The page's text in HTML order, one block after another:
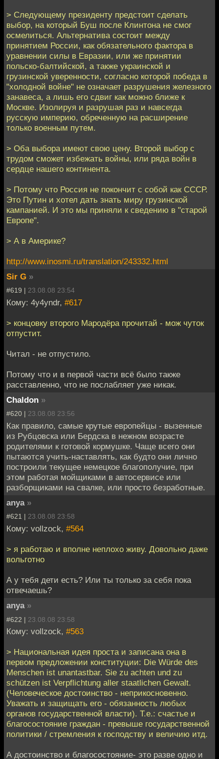
> Следующему президенту предстоит сделать
выбор, на который Буш после Клинтона не смог
осмелиться. Альтернатива состоит между
принятием России, как обязательного фактора в
уравнении силы в Евразии, или же принятии
польско-балтийской, а также украинской и
грузинской уверенности, согласно которой победа в
"холодной войне" не означает разрушения железного
занавеса, а лишь его сдвиг как можно ближе к
Москве. Изолируя и разрушая раз и навсегда
русскую империю, обреченную на расширение
только военным путем.
> Оба выбора имеют свою цену. Второй выбор с
трудом сможет избежать войны, или ряда войн в
сердце нашего континента.
> Потому что Россия не покончит с собой как СССР.
Это Путин и хотел дать знать миру грузинской
кампанией. И это мы приняли к сведению в "старой
Европе".
> А в Америке?
http://www.inosmi.ru/translation/243332.html
Sir G »
#619 | 23.08.08 23:54
Кому: 4y4yndr, #617
> концовку второго Мародёра прочитай - мож чуток
отпустит.
Читал - не отпустило.
Потому что и в первой части всё было также
расставленно, что не послабляет уже никак.
Chaldon »
#620 | 23.08.08 23:56
Как правило, самые крутые европейцы - вызенные
из Рубцовска или Бердска в нежном возрасте
родителями к готовой кормушке. Чаще всего они
пытаются учить-наставлять, как будто они лично
построили текущее немецкое благополучие, при
этом работая мойщиками в автосервисе или
разборщиками на свалке, или просто безработные.
anya »
#621 | 23.08.08 23:58
Кому: vollzock, #564
> я работаю и вполне неплохо живу. Довольно даже
вольготно
А у тебя дети есть? Или ты только за себя пока
отвечаешь?
anya »
#622 | 23.08.08 23:58
Кому: vollzock, #563
> Национальная идея проста и записана она в
первом предложении конституции: Die Würde des
Menschen ist unantastbar. Sie zu achten und zu
schützen ist Verpflichtung aller staatlichen Gewalt.
(Человеческое достоинство - неприкосновенно.
Уважать и защищать его - обязанность любых
органов государственной власти). Т.е.: счастье и
благосостояние граждан - превыше государственной
политики / стремления к господству и величию итд.
А достоинство и благосостояние- это разве одно и